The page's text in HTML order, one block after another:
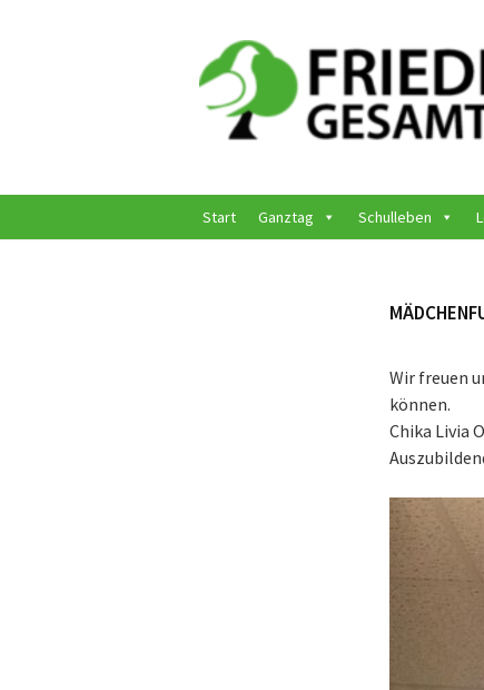
Start Ganztag Schulleben
Wir freuen
können.
Chika Livia